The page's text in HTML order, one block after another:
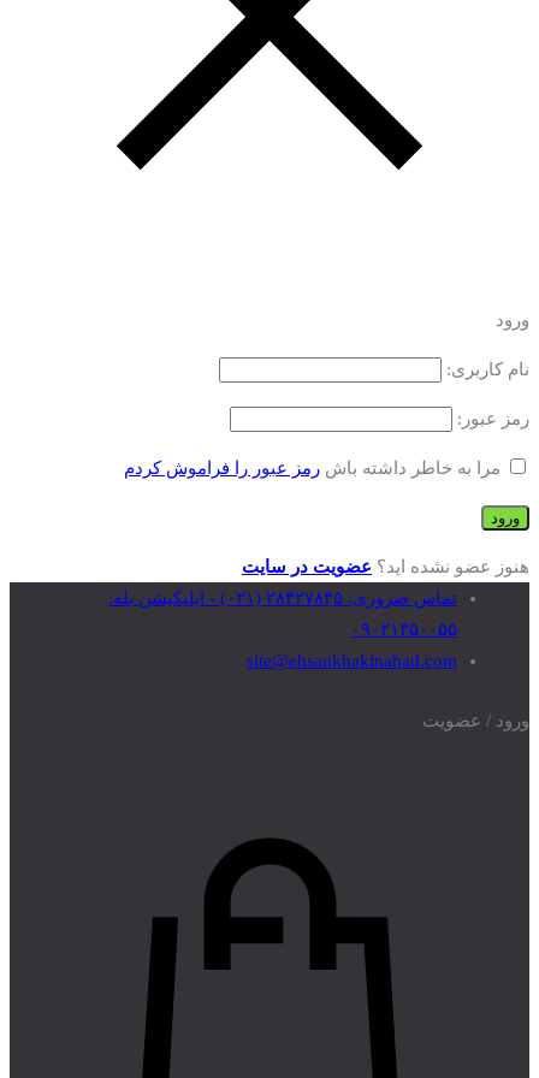
ورود
نام کاربری:
رمز عبور:
مرا به خاطر داشته باش رمز عبور را فراموش کردم
هنوز عضو نشده اید؟ عضویت در سایت
تماس‌ ضروری: ۲۸۴۲۷۸۴۵ (۰۲۱) - اپلیکیشن بله:
۰۹۰۲۱۳۵۰۰۵۵
site@ehsankhakinahad.com
ورود / عضویت